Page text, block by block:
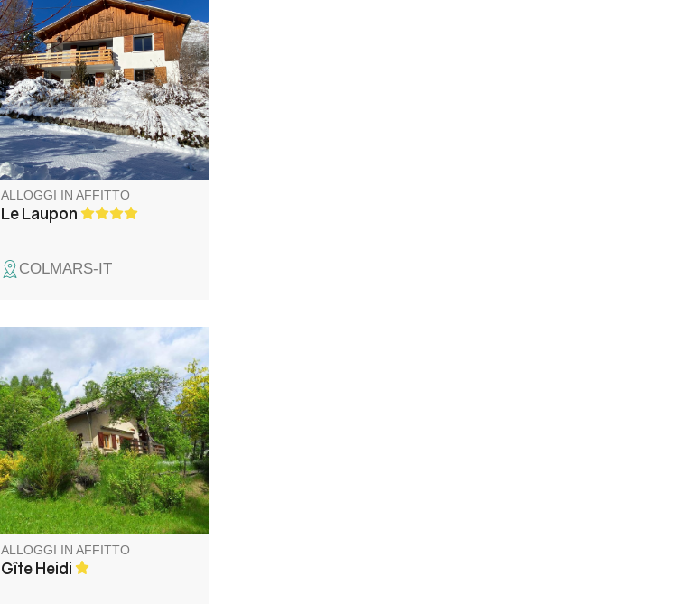
Chalet completamente
ristrutturato nel 2021 situato in
una zona tranquilla con vista
ininterrotta sulle montagne del
Mercantour, a 1 km dal
villaggio fortificato di Colmars-
les-Alpes e dai suoi negozi.
ALLOGGI IN AFFITTO
Le Laupon
COLMARS-IT
Situato sulle alture del villaggio,
l'alloggio offre tutte le
attrezzature e i comfort
necessari per una vacanza di
successo! Una terrazza con
una vista incantevole e un
giardino privato vi
permetteranno di rilassarvi in
tutta tranquillità dopo aver fatto
delle belle passeggiate.
ALLOGGI IN AFFITTO
Gîte Heidi